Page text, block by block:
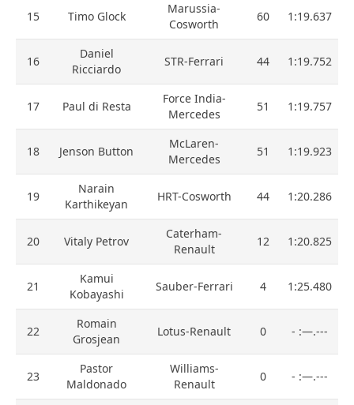
15 Timo Glock
Marussia-
Cosworth
60 1:19.637
16
Daniel
Ricciardo
STR-Ferrari 44 1:19.752
17 Paul di Resta
Force India-
Mercedes
51 1:19.757
18 Jenson Button
McLaren-
Mercedes
51 1:19.923
19
Narain
Karthikeyan
HRT-Cosworth 44 1:20.286
20 Vitaly Petrov
Caterham-
Renault
12 1:20.825
21
Kamui
Kobayashi
Sauber-Ferrari 4 1:25.480
22
Romain
Grosjean
Lotus-Renault 0 - :—.---
23
Pastor
Maldonado
Williams-
Renault
0 - :—.---